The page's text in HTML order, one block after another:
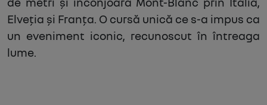
Elveția și Franța. O cursă unică ce s-a impus ca
un eveniment iconic, recunoscut în întreaga
lume.